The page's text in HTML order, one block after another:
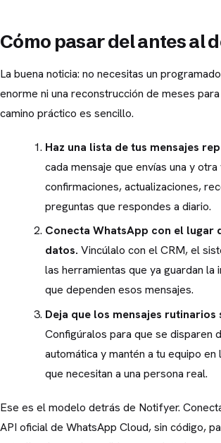
Cómo pasar del antes al
La buena noticia: no necesitas un
enorme ni una reconstrucción de meses
camino práctico es sencillo.
Haz una lista de tus mensajes
cada mensaje que envías una y otra
confirmaciones, actualizaciones,
preguntas que respondes a diario.
Conecta WhatsApp con el lugar
datos. Vincúlalo con el CRM, el
las herramientas que ya guardan la
que dependen esos mensajes.
Deja que los mensajes rutinarios
Configúralos para que se disparen
automática y mantén a tu equipo
que necesitan a una persona real.
Ese es el modelo detrás de Notifyer.
API oficial de WhatsApp Cloud, sin código,